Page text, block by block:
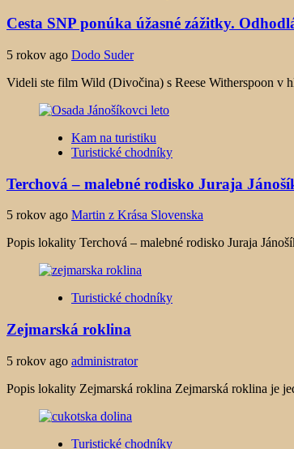
Cesta SNP ponúka úžasné zážitky.
5 rokov ago Dodo Suder
Videli ste film Wild (Divočina) s Reese Witherspoon v
Kam na turistiku
Turistické chodníky
Terchová – malebné rodisko Juraja
5 rokov ago Martin z Krása Slovenska
Popis lokality Terchová – malebné rodisko Juraja
Turistické chodníky
Zejmarská roklina
5 rokov ago administrator
Popis lokality Zejmarská roklina Zejmarská roklina je
Turistické chodníky